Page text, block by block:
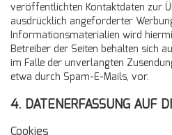
veröffentlichten Kontaktdaten zur
ausdrücklich angeforderter
Informationsmaterialien wird
Betreiber der Seiten behalten sich
im Falle der unverlangten
etwa durch Spam-E-Mails, vor.
4. DATENERFASSUNG AUF
Cookies